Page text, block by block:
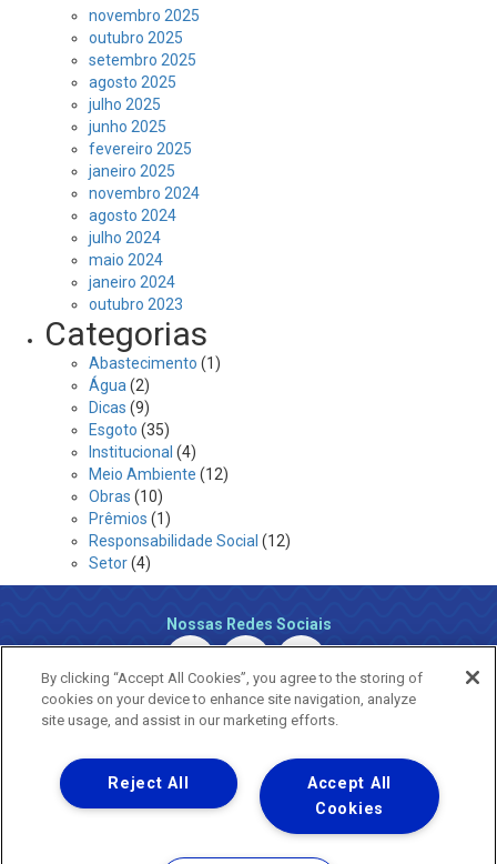
novembro 2025
outubro 2025
setembro 2025
agosto 2025
julho 2025
junho 2025
fevereiro 2025
janeiro 2025
novembro 2024
agosto 2024
julho 2024
maio 2024
janeiro 2024
outubro 2023
Categorias
Abastecimento (1)
Água (2)
Dicas (9)
Esgoto (35)
Institucional (4)
Meio Ambiente (12)
Obras (10)
Prêmios (1)
Responsabilidade Social (12)
Setor(4)
Nossas Redes Sociais
Uma empresa
Copyright ® 2026 - Todos os Direitos Reservados.
Nossa natureza movimenta a vida
By clicking “Accept All Cookies”, you agree to the storing of
cookies on your device to enhance site navigation, analyze
site usage, and assist in our marketing efforts.
Accept All
Cookies
Reject All